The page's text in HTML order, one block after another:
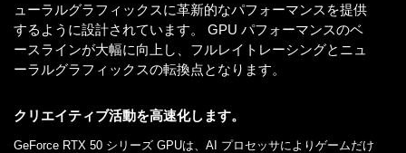
ューラルグラフィックスに革新的なパフォーマンスを提供
するように設計されています。 GPU パフォーマンスのベ
ースラインが大幅に向上し、フルレイトレーシングとニュ
ーラルグラフィックスの転換点となります。
クリエイティブ活動を高速化します。
GeForce RTX 50 シリーズ GPUは、AI プロセッサによりゲームだけ